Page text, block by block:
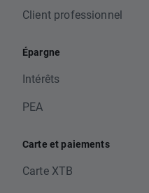
Client professionnel
Épargne
Intérêts
PEA
Carte et paiements
Carte XTB